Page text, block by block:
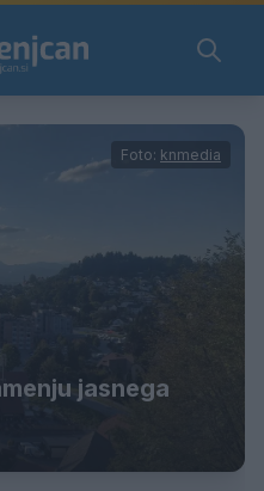
Foto: knmedia
jasnega